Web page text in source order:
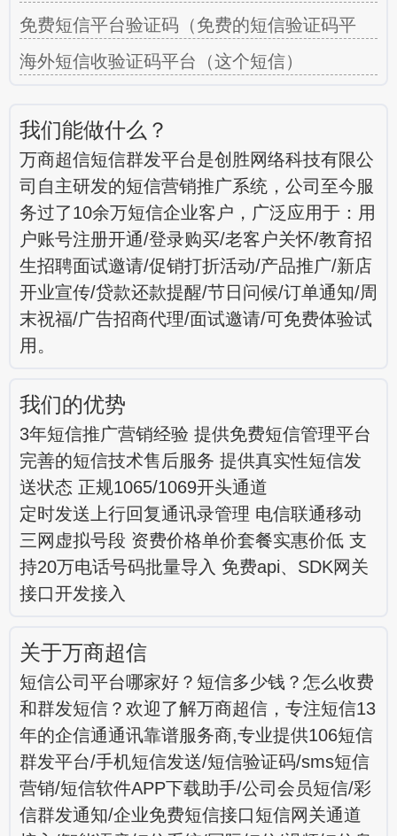
免费短信平台验证码（免费的短信验证码平
海外短信收验证码平台（这个短信）
我们能做什么？
万商超信短信群发平台是创胜网络科技有限公
司自主研发的短信营销推广系统，公司至今服
务过了10余万短信企业客户，广泛应用于：用
户账号注册开通/登录购买/老客户关怀/教育招
生招聘面试邀请/促销打折活动/产品推广/新店
开业宣传/贷款还款提醒/节日问候/订单通知/周
末祝福/广告招商代理/面试邀请/可免费体验试
用。
我们的优势
3年短信推广营销经验 提供免费短信管理平台
完善的短信技术售后服务 提供真实性短信发
送状态 正规1065/1069开头通道
定时发送上行回复通讯录管理 电信联通移动
三网虚拟号段 资费价格单价套餐实惠价低 支
持20万电话号码批量导入 免费api、SDK网关
接口开发接入
关于万商超信
短信公司平台哪家好？短信多少钱？怎么收费
和群发短信？欢迎了解万商超信，专注短信13
年的企信通通讯靠谱服务商,专业提供106短信
群发平台/手机短信发送/短信验证码/sms短信
营销/短信软件APP下载助手/公司会员短信/彩
信群发通知/企业免费短信接口短信网关通道